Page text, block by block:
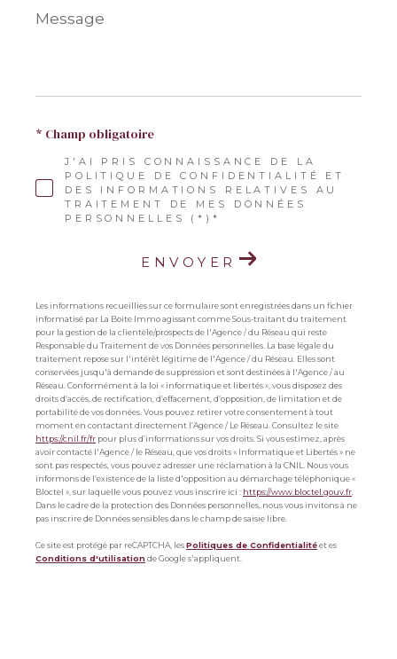
Message
*
J'AI PRIS CONNAISSANCE DE LA
POLITIQUE DE CONFIDENTIALITÉ ET
DES INFORMATIONS RELATIVES AU
TRAITEMENT DE MES DONNÉES
PERSONNELLES (*)*
* Champ obligatoire
ENVOYER
Les informations recueillies sur ce formulaire sont enregistrées dans un fichier
informatisé par La Boite Immo agissant comme Sous-traitant du traitement
pour la gestion de la clientèle/prospects de l'Agence / du Réseau qui reste
Responsable du Traitement de vos Données personnelles. La base légale du
traitement repose sur l'intérêt légitime de l'Agence / du Réseau. Elles sont
conservées jusqu'à demande de suppression et sont destinées à l'Agence / au
Réseau. Conformément à la loi « informatique et libertés », vous disposez des
droits d’accès, de rectification, d’effacement, d’opposition, de limitation et de
portabilité de vos données. Vous pouvez retirer votre consentement à tout
moment en contactant directement l’Agence / Le Réseau. Consultez le site
https://cnil.fr/fr pour plus d’informations sur vos droits. Si vous estimez, après
avoir contacté l'Agence / le Réseau, que vos droits « Informatique et Libertés » ne
sont pas respectés, vous pouvez adresser une réclamation à la CNIL. Nous vous
informons de l’existence de la liste d'opposition au démarchage téléphonique «
Bloctel », sur laquelle vous pouvez vous inscrire ici : https://www.bloctel.gouv.fr
Dans le cadre de la protection des Données personnelles, nous vous invitons à ne
pas inscrire de Données sensibles dans le champ de saisie libre.
Ce site est protégé par reCAPTCHA, lesPolitiques de Confidentialitéet es
Conditions d'utilisationde Google s'appliquent.